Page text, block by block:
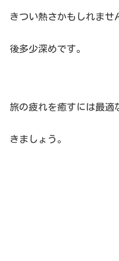
きつい熱さかもしれませ
後多少深めです。
旅の疲れを癒すには最適
きましょう。